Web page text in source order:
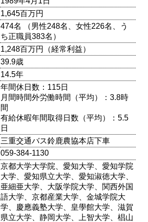
1,645百万円
474名 （男性248名、女性226名、う
ち正職員383名）
1,248百万円（経常利益）
39.9歳
14.5年
年間休日数：115日
月間時間外労働時間（平均）：3.8時
間
有給休暇年間取得日数（平均）：5.5
日
三重交通バス鈴鹿農協本店下車
059-384-1130
京都大学大学院、愛知大学、愛知学院
大学、愛知県立大学、愛知淑徳大学、
亜細亜大学、大阪学院大学、関西外国
語大学、京都産業大学、金城学院大
学、慶應義塾大学、皇學館大学、滋賀
県立大学、静岡大学、上智大学、椙山